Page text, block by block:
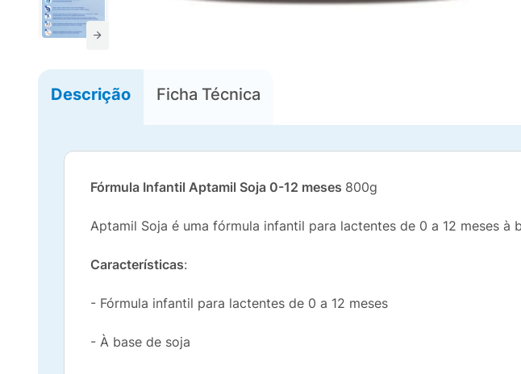
Descrição Ficha Técnica
Fórmula Infantil Aptamil Soja 0-12 meses 800g
Aptamil Soja é uma fórmula infantil para lactentes de 0 a 12 meses à
Características:
- Fórmula infantil para lactentes de 0 a 12 meses
- À base de soja